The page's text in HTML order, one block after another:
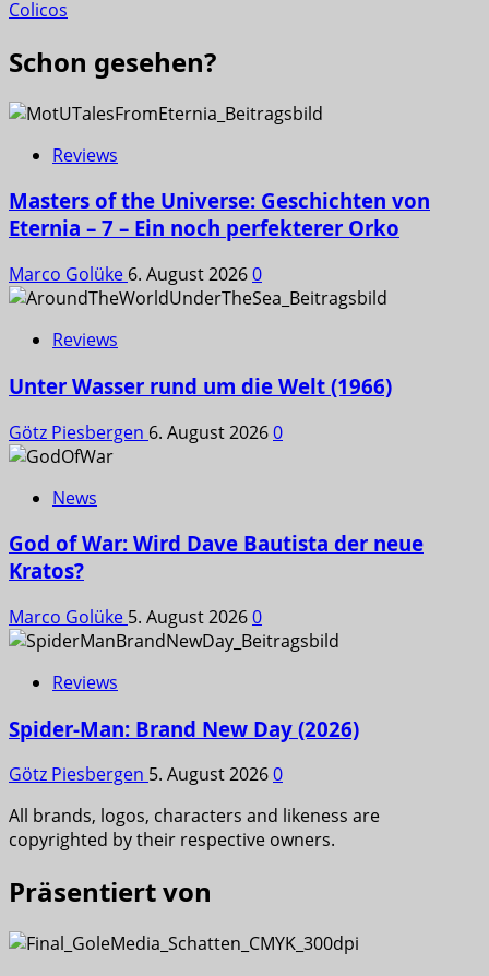
Colicos
Schon gesehen?
Reviews
Masters of the Universe: Geschichten von
Eternia – 7 – Ein noch perfekterer Orko
Marco Golüke 6. August 20260
Reviews
Unter Wasser rund um die Welt (1966)
Götz Piesbergen 6. August 20260
News
God of War: Wird Dave Bautista der neue
Kratos?
Marco Golüke 5. August 20260
Reviews
Spider-Man: Brand New Day (2026)
Götz Piesbergen 5. August 20260
All brands, logos, characters and likeness are
copyrighted by their respective owners.
Präsentiert von